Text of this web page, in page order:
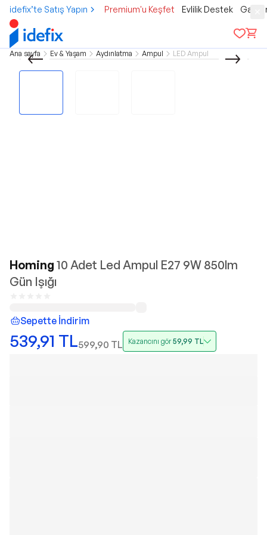
idefix’te Satış Yapın Premium'u Keşfet Evlilik Destek
Ana sayfa Ev & Yaşam Aydınlatma Ampul LED Ampul
Homing 10 Adet Led Ampul E27 9W 850lm
Gün Işığı
Sepette İndirim
539,91 TL599,90 TL Kazancını gör59,99 TL